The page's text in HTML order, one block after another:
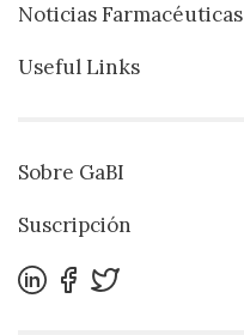
Noticias Farmacéuticas
Useful Links
Sobre GaBI
Suscripción